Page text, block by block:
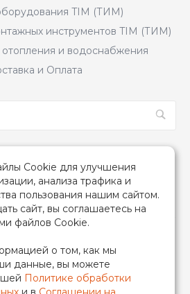
TIM (ТИМ)
инструментов TIM (ТИМ)
и водоснабжения
и Оплата
сантехника, Все права
защищены
Надежда Николаевна
319500700011740
Cookie для улучшения
анализа трафика и
пользования нашим сайтом.
сайт, вы соглашаетесь на
файлов Cookie.
о том, как мы
данные, вы можете
Политике обработки